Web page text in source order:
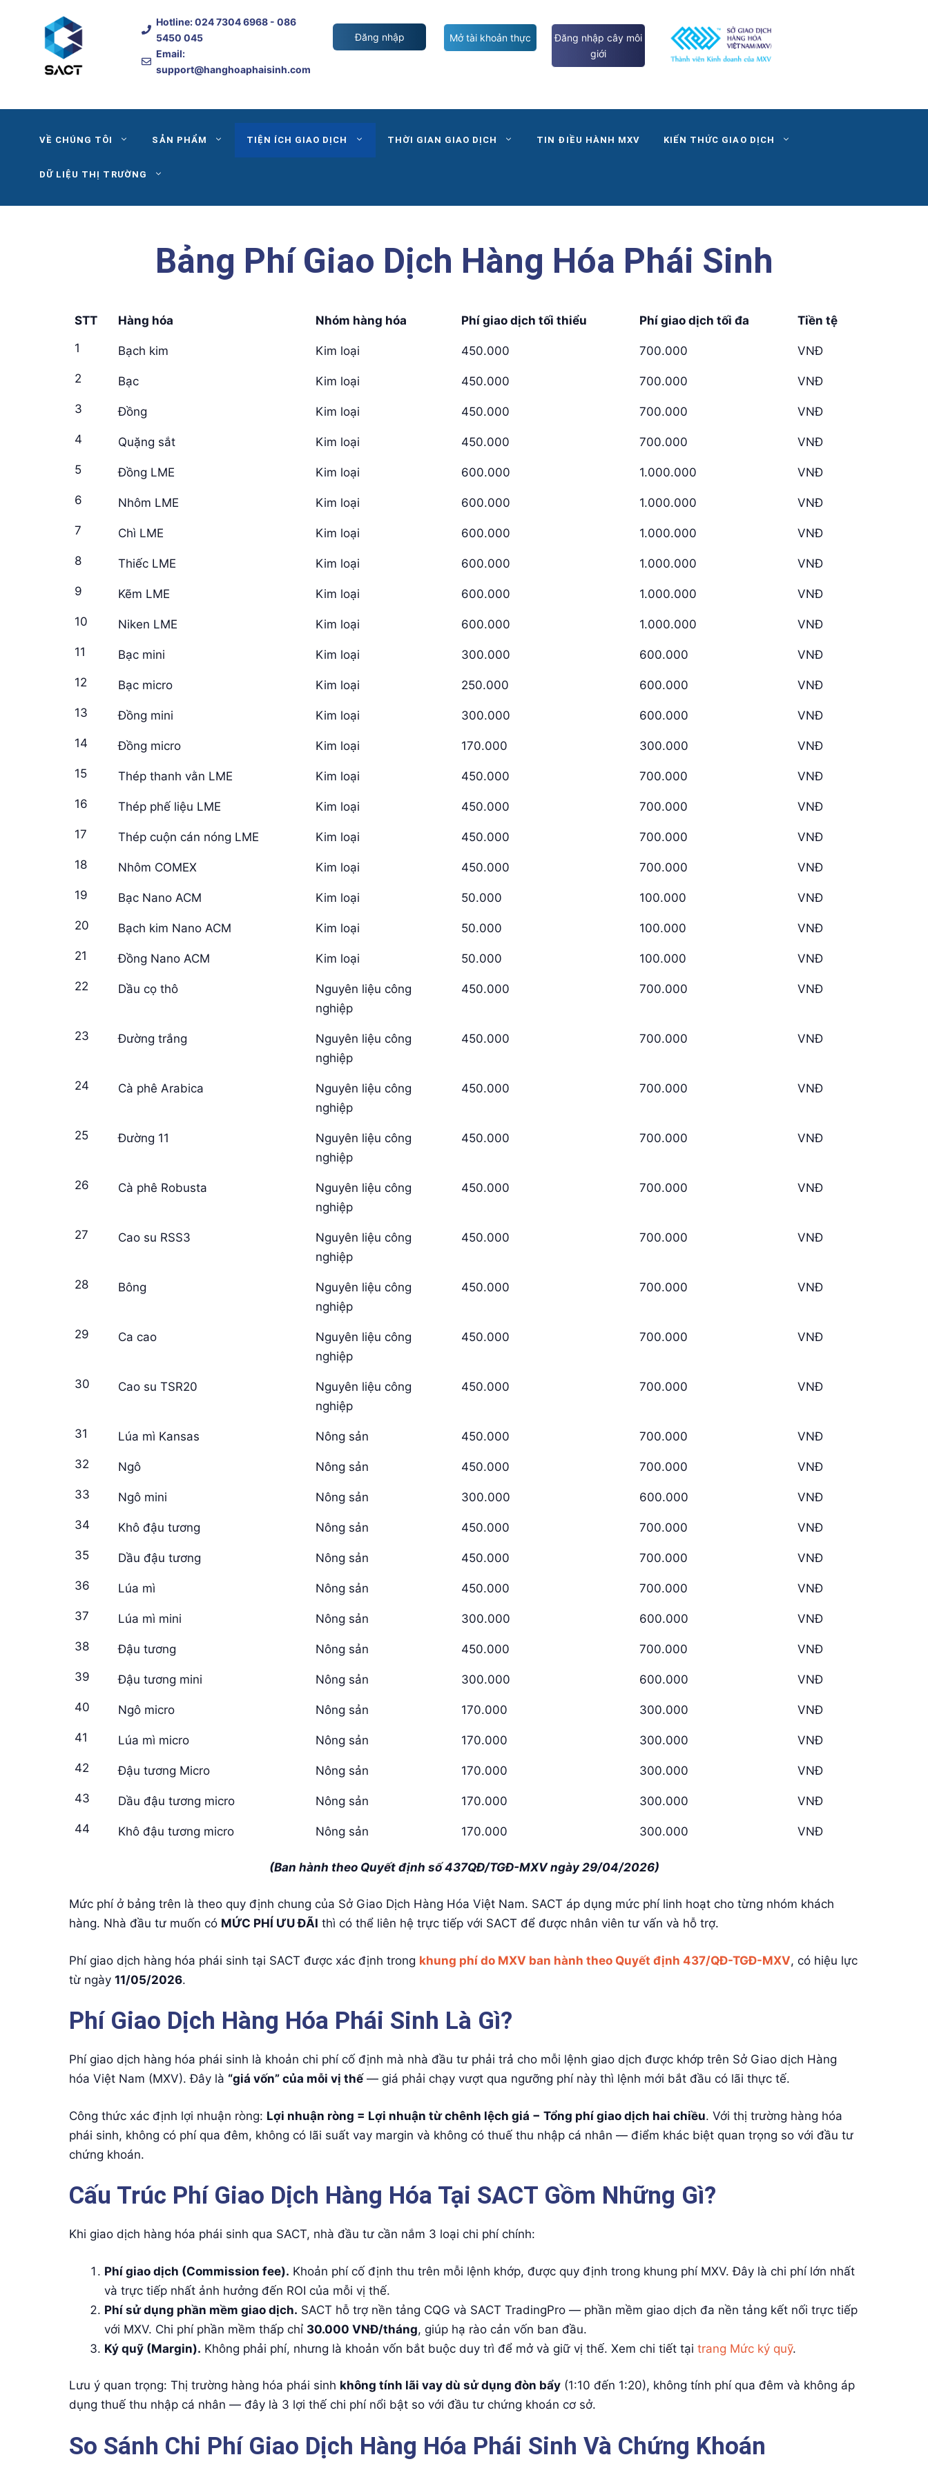
Hotline:024 7304 6968 - 086
5450 045
Email:
support@hanghoaphaisinh.com
Đăng nhập Mở tài khoản thực
Đăng nhập cây môi
giới
VỀ CHÚNG TÔI SẢN PHẨM TIỆN ÍCH GIAO DỊCH THỜI GIAN GIAO DỊCH TIN ĐIỀU HÀNH MXV KIẾN THỨC GIAO DỊCH
DỮ LIỆU THỊ TRƯỜNG
Bảng Phí Giao Dịch Hàng Hóa Phái Sinh
STT Hàng hóa Nhóm hàng hóa Phí giao dịch tối thiểu Phí giao dịch tối đa
Tiền tệ
1
Bạch kim Kim loại 450.000 700.000
VNĐ
2
Bạc Kim loại 450.000 700.000
VNĐ
3
Đồng Kim loại 450.000 700.000
VNĐ
4
Quặng sắt Kim loại 450.000 700.000
VNĐ
5
Đồng LME Kim loại 600.000 1.000.000
VNĐ
6
Nhôm LME Kim loại 600.000 1.000.000
VNĐ
7
Chì LME Kim loại 600.000 1.000.000
VNĐ
8
Thiếc LME Kim loại 600.000 1.000.000
VNĐ
9
Kẽm LME Kim loại 600.000 1.000.000
VNĐ
10
Niken LME Kim loại 600.000 1.000.000
VNĐ
11
Bạc mini Kim loại 300.000 600.000
VNĐ
12
Bạc micro Kim loại 250.000 600.000
VNĐ
13
Đồng mini Kim loại 300.000 600.000
VNĐ
14
Đồng micro Kim loại 170.000 300.000
VNĐ
15
Thép thanh vằn LME Kim loại 450.000 700.000
VNĐ
16
Thép phế liệu LME Kim loại 450.000 700.000
VNĐ
17
Thép cuộn cán nóng LME Kim loại 450.000 700.000
VNĐ
18
Nhôm COMEX Kim loại 450.000 700.000
VNĐ
19
Bạc Nano ACM Kim loại 50.000 100.000
VNĐ
20
Bạch kim Nano ACM Kim loại 50.000 100.000
VNĐ
21
Đồng Nano ACM Kim loại 50.000 100.000
VNĐ
22
Dầu cọ thô
Nguyên liệu công
nghiệp
450.000 700.000 VNĐ
23 Đường trắng
Nguyên liệu công
nghiệp
450.000 700.000 VNĐ
24 Cà phê Arabica
Nguyên liệu công
nghiệp
450.000 700.000 VNĐ
25 Đường 11
Nguyên liệu công
nghiệp
450.000 700.000 VNĐ
26 Cà phê Robusta
Nguyên liệu công
nghiệp
450.000 700.000 VNĐ
27 Cao su RSS3
Nguyên liệu công
nghiệp
450.000 700.000 VNĐ
28 Bông
Nguyên liệu công
nghiệp
450.000 700.000 VNĐ
29 Ca cao
Nguyên liệu công
nghiệp
450.000 700.000 VNĐ
30 Cao su TSR20
Nguyên liệu công
nghiệp
450.000 700.000 VNĐ
31 Lúa mì Kansas Nông sản 450.000 700.000
VNĐ
32
Ngô Nông sản 450.000 700.000
VNĐ
33
Ngô mini Nông sản 300.000 600.000
VNĐ
34
Khô đậu tương Nông sản 450.000 700.000
VNĐ
35
Dầu đậu tương Nông sản 450.000 700.000
VNĐ
36
Lúa mì Nông sản 450.000 700.000
VNĐ
37
Lúa mì mini Nông sản 300.000 600.000
VNĐ
38
Đậu tương Nông sản 450.000 700.000
VNĐ
39
Đậu tương mini Nông sản 300.000 600.000
VNĐ
40
Ngô micro Nông sản 170.000 300.000
VNĐ
41
Lúa mì micro Nông sản 170.000 300.000
VNĐ
42
Đậu tương Micro Nông sản 170.000 300.000
VNĐ
43
Dầu đậu tương micro Nông sản 170.000 300.000
VNĐ
44
Khô đậu tương micro Nông sản 170.000 300.000 VNĐ
(Ban hành theo Quyết định số 437QĐ/TGĐ-MXV ngày 29/04/2026)
Mức phí ở bảng trên là theo quy định chung của Sở Giao Dịch Hàng Hóa Việt Nam. SACT áp dụng mức phí linh hoạt cho từng nhóm khách
hàng. Nhà đầu tư muốn có MỨC PHÍ ƯU ĐÃI thì có thể liên hệ trực tiếp với SACT để được nhân viên tư vấn và hỗ trợ.
Phí giao dịch hàng hóa phái sinh tại SACT được xác định trong khung phí do MXV ban hành theo Quyết định 437/QĐ-TGĐ-MXV, có hiệu lực
từ ngày 11/05/2026.
Phí Giao Dịch Hàng Hóa Phái Sinh Là Gì?
Phí giao dịch hàng hóa phái sinh là khoản chi phí cố định mà nhà đầu tư phải trả cho mỗi lệnh giao dịch được khớp trên Sở Giao dịch Hàng
hóa Việt Nam (MXV). Đây là “giá vốn” của mỗi vị thế— giá phải chạy vượt qua ngưỡng phí này thì lệnh mới bắt đầu có lãi thực tế.
Công thức xác định lợi nhuận ròng: Lợi nhuận ròng = Lợi nhuận từ chênh lệch giá − Tổng phí giao dịch hai chiều. Với thị trường hàng hóa
phái sinh, không có phí qua đêm, không có lãi suất vay margin và không có thuế thu nhập cá nhân — điểm khác biệt quan trọng so với đầu tư
chứng khoán.
Cấu Trúc Phí Giao Dịch Hàng Hóa Tại SACT Gồm Những Gì?
Khi giao dịch hàng hóa phái sinh qua SACT, nhà đầu tư cần nắm 3 loại chi phí chính:
Phí giao dịch (Commission fee). Khoản phí cố định thu trên mỗi lệnh khớp, được quy định trong khung phí MXV. Đây là chi phí lớn nhất
và trực tiếp nhất ảnh hưởng đến ROI của mỗi vị thế.
Phí sử dụng phần mềm giao dịch. SACT hỗ trợ nền tảng CQG và SACT TradingPro — phần mềm giao dịch đa nền tảng kết nối trực tiếp
với MXV. Chi phí phần mềm thấp chỉ 30.000 VNĐ/tháng, giúp hạ rào cản vốn ban đầu.
Ký quỹ (Margin). Không phải phí, nhưng là khoản vốn bắt buộc duy trì để mở và giữ vị thế. Xem chi tiết tại trang Mức ký quỹ.
Lưu ý quan trọng: Thị trường hàng hóa phái sinh không tính lãi vay dù sử dụng đòn bẩy (1:10 đến 1:20), không tính phí qua đêm và không áp
dụng thuế thu nhập cá nhân — đây là 3 lợi thế chi phí nổi bật so với đầu tư chứng khoán cơ sở.
So Sánh Chi Phí Giao Dịch Hàng Hóa Phái Sinh Và Chứng Khoán